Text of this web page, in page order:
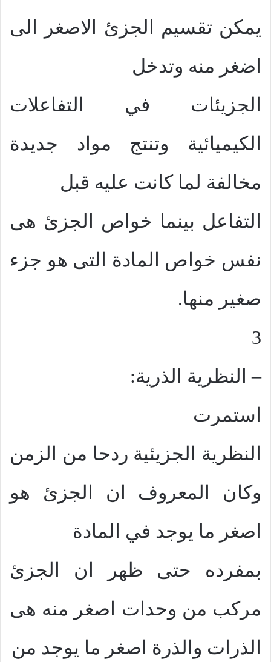
يمكن تقسيم الجزئ الاصغر الى
اضغر منه وتدخل
الجزيئات في التفاعلات
الكيميائية وتنتج مواد جديدة
مخالفة لما كانت عليه قبل
التفاعل بينما خواص الجزئ هى
نفس خواص المادة التى هو جزء
صغير منها.
3
– النظرية الذرية:
استمرت
النظرية الجزيئية ردحا من الزمن
وكان المعروف ان الجزئ هو
اصغر ما يوجد في المادة
بمفرده حتى ظهر ان الجزئ
مركب من وحدات اصغر منه هى
الذرات والذرة اصغر ما يوجد من